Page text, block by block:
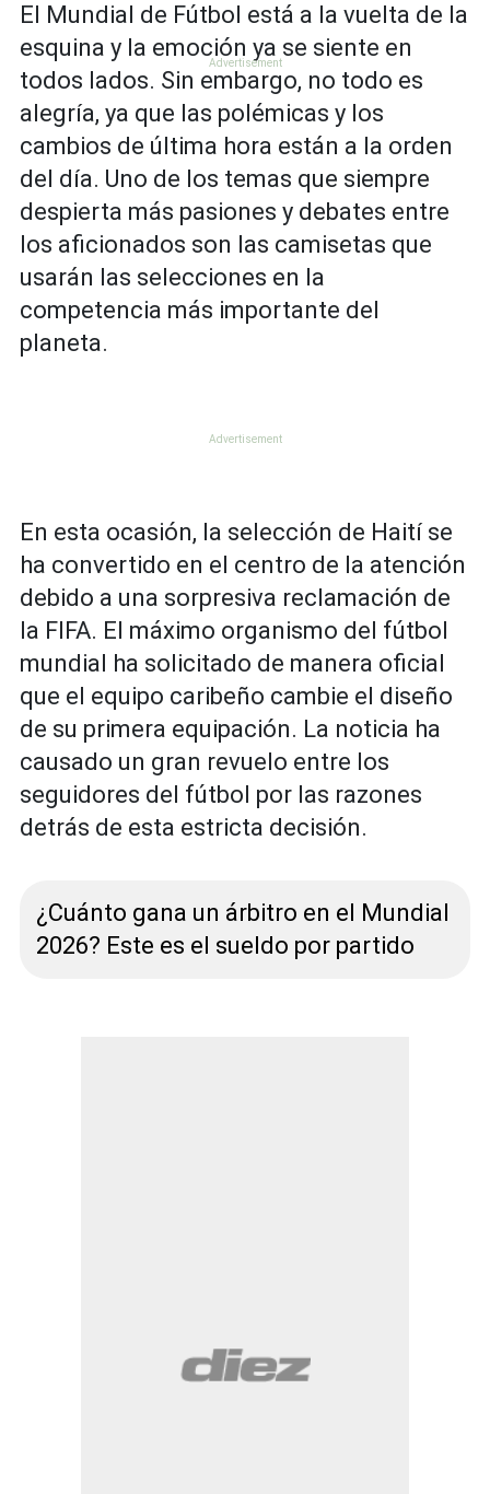
El Mundial de Fútbol está a la vuelta de la
esquina y la emoción ya se siente en
todos lados. Sin embargo, no todo es
alegría, ya que las polémicas y los
cambios de última hora están a la orden
del día. Uno de los temas que siempre
despierta más pasiones y debates entre
los aficionados son las camisetas que
usarán las selecciones en la
competencia más importante del
planeta.
En esta ocasión, la selección de Haití se
ha convertido en el centro de la atención
debido a una sorpresiva reclamación de
la FIFA. El máximo organismo del fútbol
mundial ha solicitado de manera oficial
que el equipo caribeño cambie el diseño
de su primera equipación. La noticia ha
causado un gran revuelo entre los
seguidores del fútbol por las razones
detrás de esta estricta decisión.
¿Cuánto gana un árbitro en el Mundial
2026? Este es el sueldo por partido